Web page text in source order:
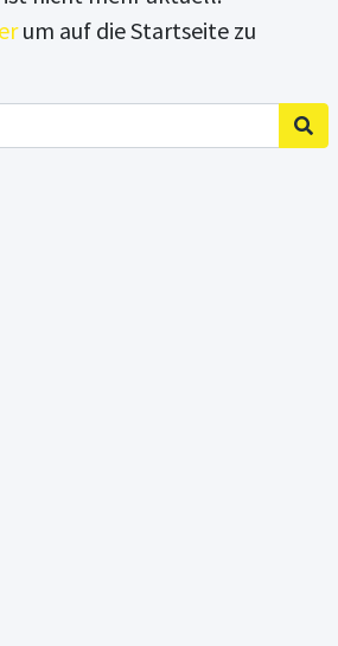
um auf die Startseite zu